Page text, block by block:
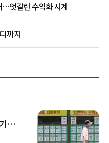
…엇갈린 수익화 시계
까지
기…